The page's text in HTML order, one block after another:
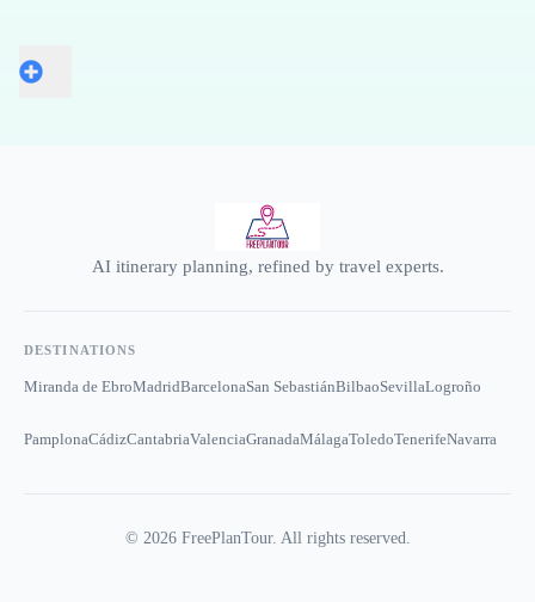
AI itinerary planning, refined by travel experts.
DESTINATIONS
Miranda de EbroMadridBarcelonaSan SebastiánBilbaoSevillaLogroño
PamplonaCádizCantabriaValenciaGranadaMálagaToledoTenerifeNavarra
© 2026FreePlanTour. All rights reserved.